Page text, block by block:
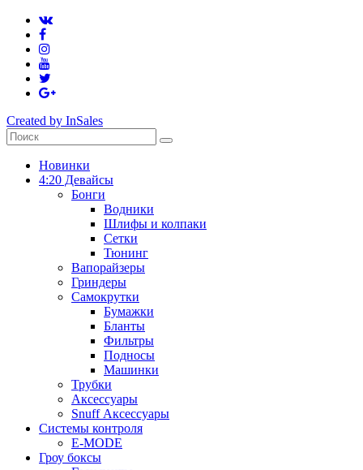
Created by InSales
Новинки
4:20 Девайсы
Бонги
Водники
Шлифы и колпаки
Сетки
Тюнинг
Вапорайзеры
Гриндеры
Самокрутки
Бумажки
Бланты
Фильтры
Подносы
Машинки
Трубки
Аксессуары
Snuff Аксессуары
Системы контроля
E-MODE
Гроу боксы